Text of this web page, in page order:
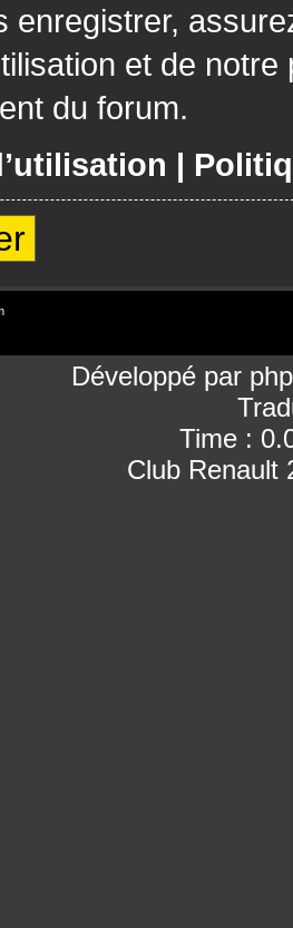
enregistrer,
et de
du forum.
|
Développé par
Time :
Club Renault